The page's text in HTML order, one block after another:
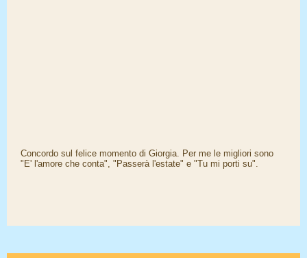
Concordo sul felice momento di Giorgia. Per me le migliori sono
"E' l'amore che conta", "Passerà l'estate" e "Tu mi porti su".